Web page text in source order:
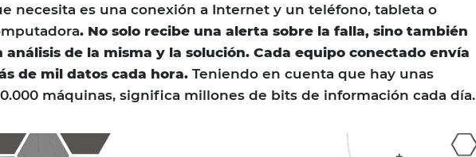
necesita es una conexión a Internet y un teléfono, tableta o
. No solo recibe una alerta sobre la falla, sino también
análisis de la misma y la solución. Cada equipo conectado envía
de mil datos cada hora. Teniendo en cuenta que hay unas
máquinas, significa millones de bits de información cada día.